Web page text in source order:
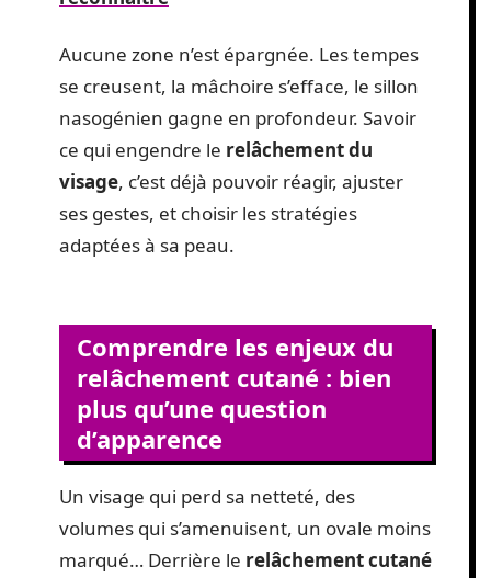
Aucune zone n’est épargnée. Les tempes
se creusent, la mâchoire s’efface, le sillon
nasogénien gagne en profondeur. Savoir
ce qui engendre le relâchement du
visage, c’est déjà pouvoir réagir, ajuster
ses gestes, et choisir les stratégies
adaptées à sa peau.
Comprendre les enjeux du
relâchement cutané : bien
plus qu’une question
d’apparence
Un visage qui perd sa netteté, des
volumes qui s’amenuisent, un ovale moins
marqué… Derrière le relâchement cutané